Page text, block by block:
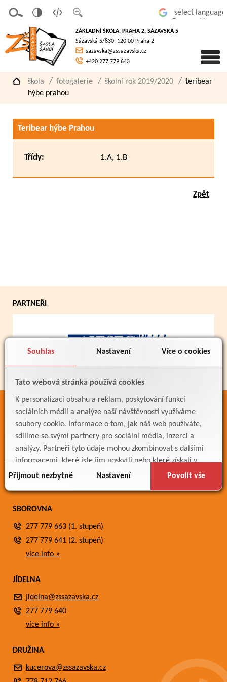
Souhlas Nastavení Více o cookies
Tato webová stránka používá cookies
K personalizaci obsahu a reklam, poskytování funkcí
sociálních médií a analýze naší návštěvnosti využíváme
soubory cookie. Informace o tom, jak náš web používáte,
sdílíme se svými partnery pro sociální média, inzerci a
analýzy. Partneři tyto údaje mohou zkombinovat s dalšími
informacemi, které jste jim poskytli nebo které získali v
důsledku toho, že používáte jejich služby.
Přijmout nezbytné Nastavení Povolit vše
písmo
á
verze
pro
slaboz
raké
ZÁKLADNÍ ŠKOLA, PRAHA 2, SÁZAVSKÁ 5
Sázavská 5/830, 120 00 Praha 2
sazavska@zssazavska.cz
+420 277 779 643
škola fotogalerie školní rok 2019/2020
teribear
hýbe prahou
Teribear hýbe Prahou
Třídy: 1.A, 1.B
Zpět
PARTNEŘI
ODKAZY
Bakaláři
Jídelníček
Meteostanice
SBOROVNA
277 779 663 (1. stupeň)
277 779 641 (2. stupeň)
více info »
JÍDELNA
jidelna@zssazavska.cz
277 779 640
více info »
DRUŽINA
kucerova@zssazavska.cz